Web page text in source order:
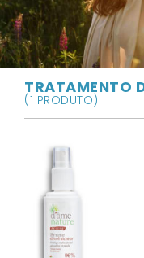
TRATAMENTO
(1 PRODUTO)